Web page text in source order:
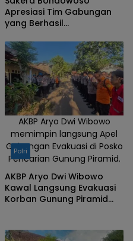
Apresiasi Tim Gabungan
yang Berhasil
Gunung Piramid
AKBP Aryo Dwi Wibowo
memimpin langsung Apel
Gabungan Evakuasi di Posko
Pencarian Gunung Piramid.
Polri
AKBP Aryo Dwi Wibowo
Kawal Langsung Evakuasi
Korban Gunung Piramid